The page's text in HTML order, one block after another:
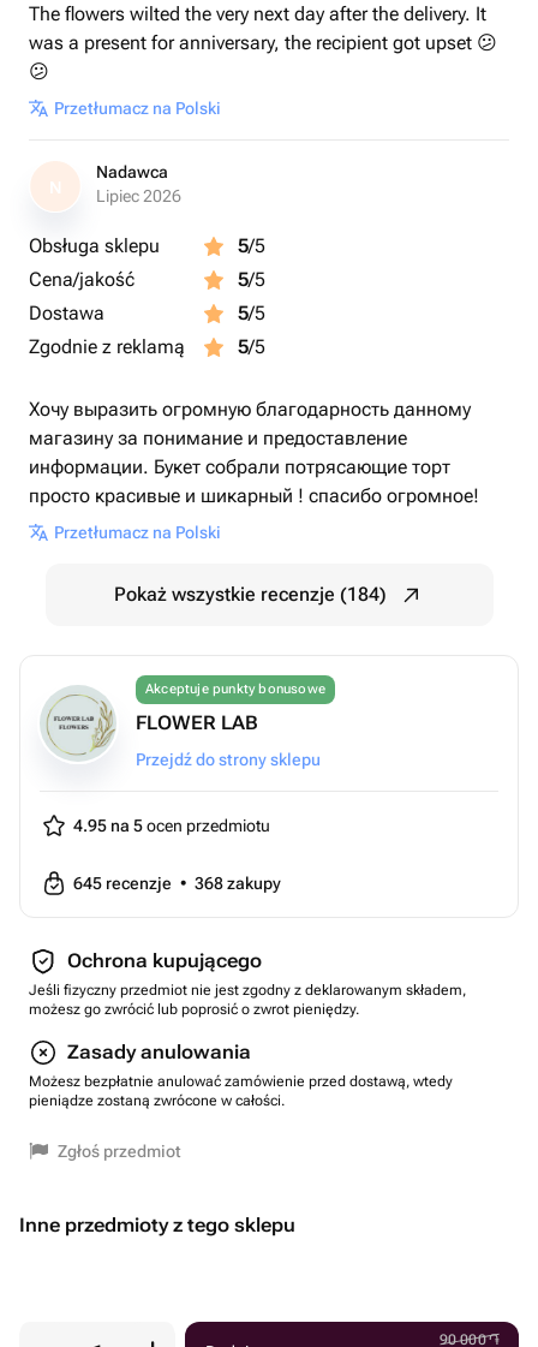
The flowers wilted the very next day after the delivery. It
was a present for anniversary, the recipient got upset 😕
😕
Przetłumacz na Polski
N
Nadawca
Lipiec 2026
Obsługa sklepu 5/5
Cena/jakość
5/5
Dostawa
5/5
Zgodnie z reklamą
5/5
Хочу выразить огромную благодарность данному
магазину за понимание и предоставление
информации. Букет собрали потрясающие торт
просто красивые и шикарный ! спасибо огромное!
Przetłumacz na Polski
Pokaż wszystkie recenzje (184)
Akceptuje punkty bonusowe
FLOWER LAB
Przejdź do strony sklepu
4.95 na 5ocen przedmiotu
645 recenzje • 368zakupy
Ochrona kupującego
Jeśli fizyczny przedmiot nie jest zgodny z deklarowanym składem,
możesz go zwrócić lub poprosić o zwrot pieniędzy.
Zasady anulowania
Możesz bezpłatnie anulować zamówienie przed dostawą, wtedy
pieniądze zostaną zwrócone w całości.
Zgłoś przedmiot
Inne przedmioty z tego sklepu
90 000֏